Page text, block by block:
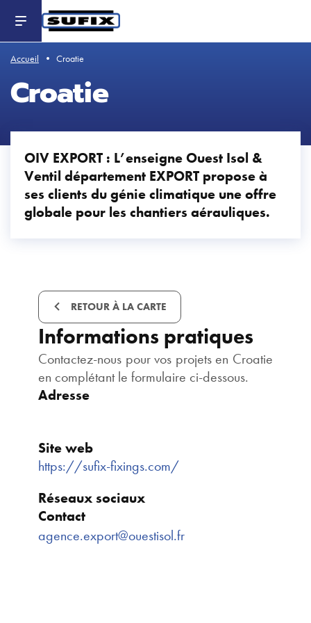
contenu
Accueil Croatie
Croatie
OIV EXPORT : L’enseigneOuest Isol &
Ventil département EXPORT propose à
ses clients du génie climatique une offre
globale pour les chantiers aérauliques.
RETOUR À LA CARTE
Informations pratiques
Contactez-nous pour vos projets en Croatie
en complétant le formulaire ci-dessous.
Adresse
Site web
https://sufix-fixings.com/
Réseaux sociaux
Contact
agence.export@ouestisol.fr